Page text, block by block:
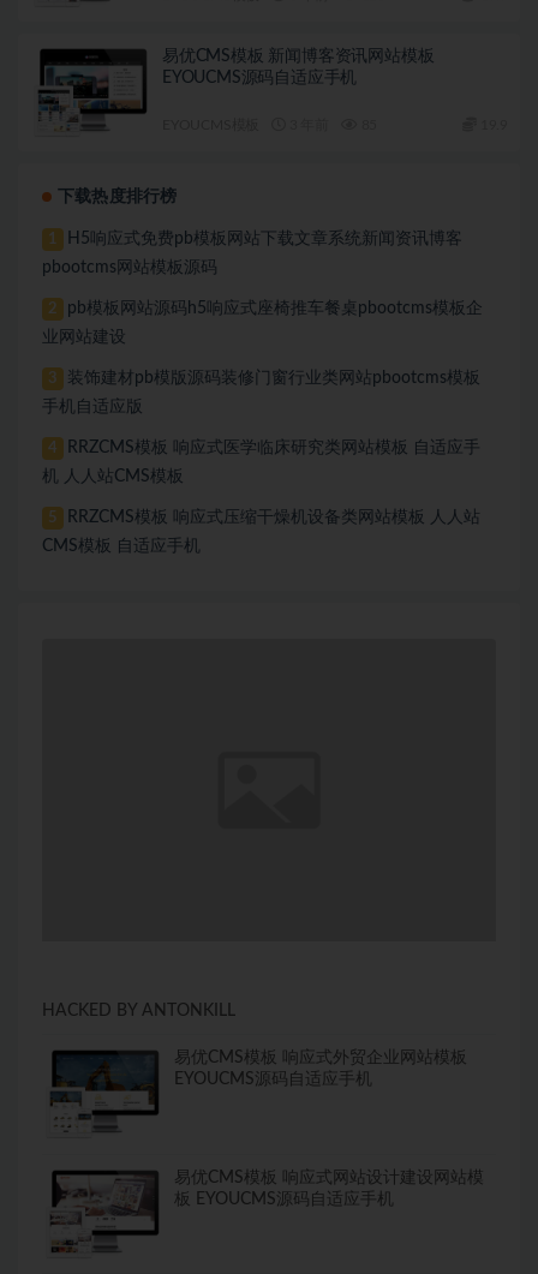
易优CMS模板 新闻博客资讯网站模板
EYOUCMS源码自适应手机
下载热度排行榜
1
H5响应式免费pb模板网站下载文章系统新闻资讯博客
pbootcms网站模板源码
2
pb模板网站源码h5响应式座椅推车餐桌pbootcms模板企
业网站建设
3
装饰建材pb模版源码装修门窗行业类网站pbootcms模板
手机自适应版
4
RRZCMS模板 响应式医学临床研究类网站模板 自适应手
机 人人站CMS模板
5
RRZCMS模板 响应式压缩干燥机设备类网站模板 人人站
CMS模板 自适应手机
HACKED BY ANTONKILL
易优CMS模板 响应式外贸企业网站模板
EYOUCMS源码自适应手机
易优CMS模板 响应式网站设计建设网站模
板 EYOUCMS源码自适应手机